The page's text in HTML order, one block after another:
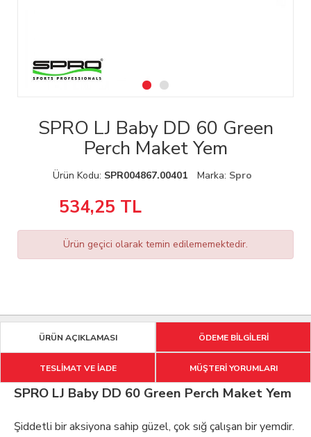
SPRO LJ Baby DD 60 Green
Perch Maket Yem
Ürün Kodu: SPR004867.00401 Marka: Spro
534,25 TL
Ürün geçici olarak temin edilememektedir.
ÜRÜN AÇIKLAMASI ÖDEME BİLGİLERİ
TESLİMAT VE İADE MÜŞTERİ YORUMLARI
SPRO LJ Baby DD 60 Green Perch Maket Yem
Şiddetli bir aksiyona sahip güzel, çok sığ çalışan bir yemdir.